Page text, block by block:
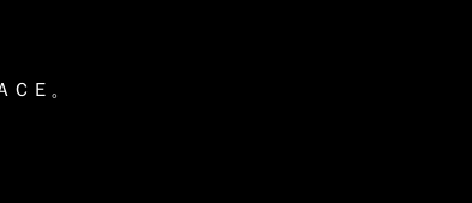
ＣＥ。